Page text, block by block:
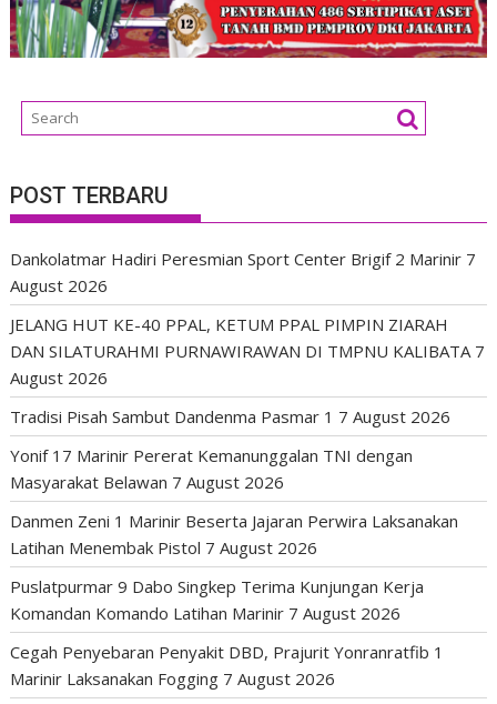
POST TERBARU
Dankolatmar Hadiri Peresmian Sport Center Brigif 2 Marinir 7
August 2026
JELANG HUT KE-40 PPAL, KETUM PPAL PIMPIN ZIARAH
DAN SILATURAHMI PURNAWIRAWAN DI TMPNU KALIBATA 7
August 2026
Tradisi Pisah Sambut Dandenma Pasmar 1 7 August 2026
Yonif 17 Marinir Pererat Kemanunggalan TNI dengan
Masyarakat Belawan 7 August 2026
Danmen Zeni 1 Marinir Beserta Jajaran Perwira Laksanakan
Latihan Menembak Pistol 7 August 2026
Puslatpurmar 9 Dabo Singkep Terima Kunjungan Kerja
Komandan Komando Latihan Marinir 7 August 2026
Cegah Penyebaran Penyakit DBD, Prajurit Yonranratfib 1
Marinir Laksanakan Fogging 7 August 2026